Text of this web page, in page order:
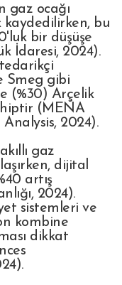
gaz ocağı
kaydedilirken, bu
bir düşüşe
İdaresi, 2024).
Smeg gibi
(%30) Arçelik
(MENA
2024).
gaz
dijital
artış
2024).
sistemleri ve
kombine
dikkat